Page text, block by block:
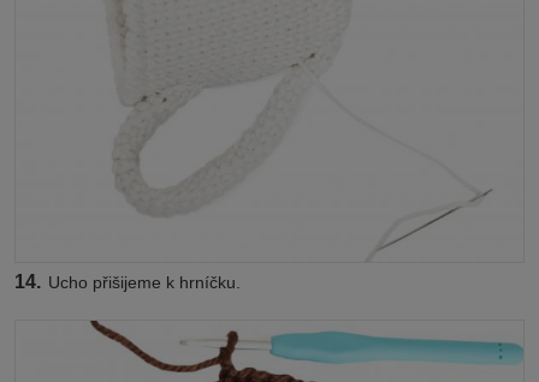
14. Ucho přišijeme k hrníčku.